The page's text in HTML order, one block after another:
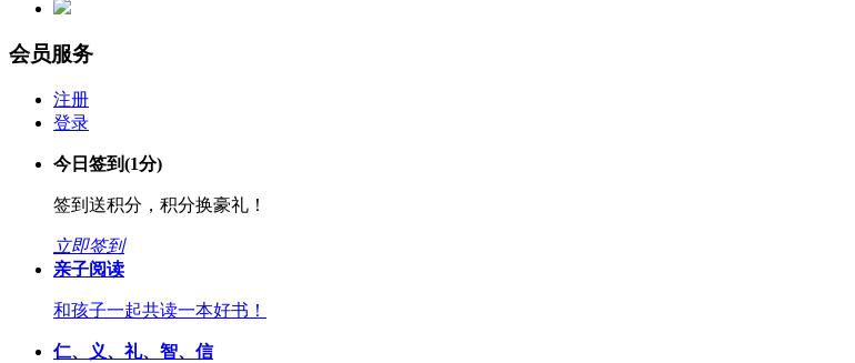
会员服务
注册
登录
今日签到(1分)
签到送积分，积分换豪礼！
立即签到
亲子阅读
和孩子一起共读一本好书！
仁、义、礼、智、信